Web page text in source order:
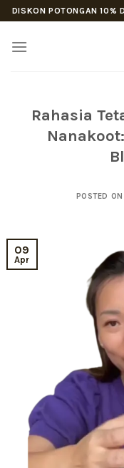
Skip
to
content
DISKON POTONGAN 10%
Rahasia
POSTED
09
Apr